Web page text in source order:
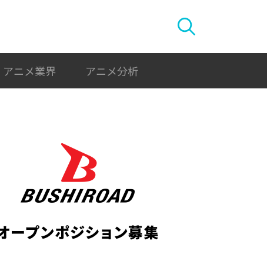
アニメ業界 アニメ分析